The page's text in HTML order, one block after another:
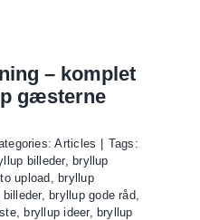
– komplet
gæsterne
Articles
Tags:
billeder, bryllup
upload , bryllup
, bryllup gode råd,
, bryllup ideer, bryllup